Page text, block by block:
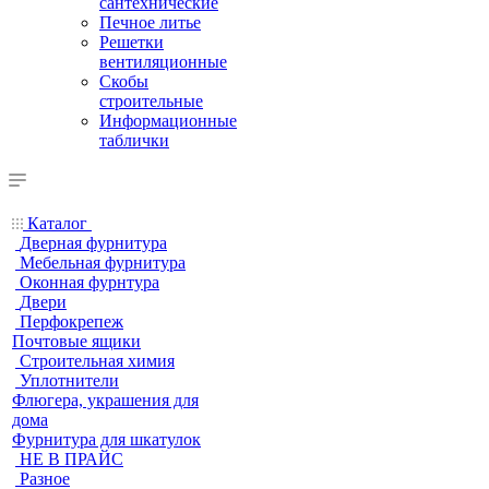
Печное литье
Решетки
вентиляционные
Скобы
строительные
Информационные
таблички
Каталог
Дверная фурнитура
Мебельная фурнитура
Оконная фурнтура
Двери
Перфокрепеж
Почтовые ящики
Строительная химия
Уплотнители
Флюгера, украшения для
дома
Фурнитура для шкатулок
НЕ В ПРАЙС
Разное